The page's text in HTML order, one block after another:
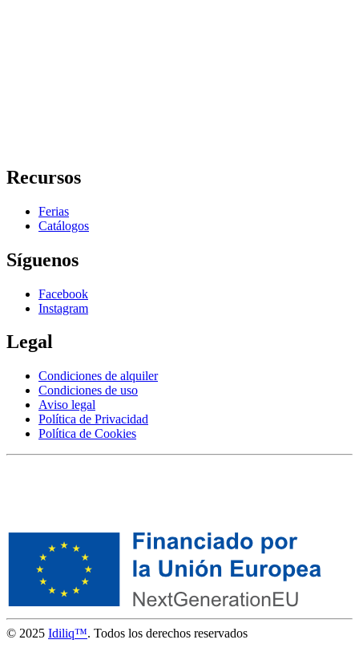
Recursos
Ferias
Catálogos
Síguenos
Facebook
Instagram
Legal
Condiciones de alquiler
Condiciones de uso
Aviso legal
Política de Privacidad
Política de Cookies
© 2025 Idiliq™. Todos los derechos reservados